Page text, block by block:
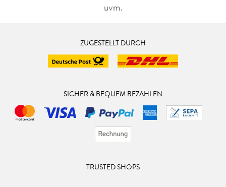
uvm.
ZUGESTELLT DURCH
SICHER & BEQUEM BEZAHLEN
TRUSTED SHOPS